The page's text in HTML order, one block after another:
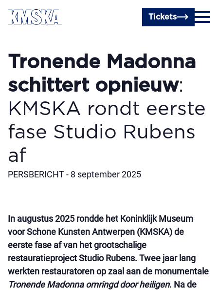
Ga naar hoofdinhoud
Tickets
Tronende Madonna
schittert opnieuw:
KMSKA rondt eerste
fase Studio Rubens
af
PERSBERICHT - 8 september 2025
In augustus 2025 rondde het Koninklijk Museum
voor Schone Kunsten Antwerpen (KMSKA) de
eerste fase af van het grootschalige
restauratieproject Studio Rubens. Twee jaar lang
werkten restauratoren op zaal aan de monumentale
Tronende Madonna omringd door heiligen. Na de